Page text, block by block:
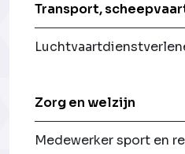
Transport,
Zorg en welzijn
Medewerker sport en